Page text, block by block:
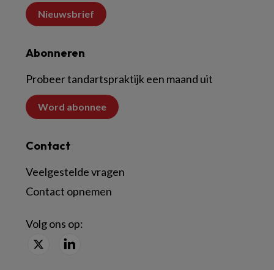
Nieuwsbrief
Abonneren
Probeer tandartspraktijk een maand uit
Word abonnee
Contact
Veelgestelde vragen
Contact opnemen
Volg ons op: